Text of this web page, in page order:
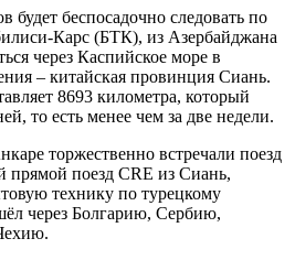
будет беспосадочно следовать по
Карс (БТК), из Азербайджана
через Каспийское море в
– китайская провинция Сиань.
8693 километра, который
то есть менее чем за две недели.
торжественно встречали поезд
поезд CRE из Сиань,
технику по турецкому
через Болгарию, Сербию,